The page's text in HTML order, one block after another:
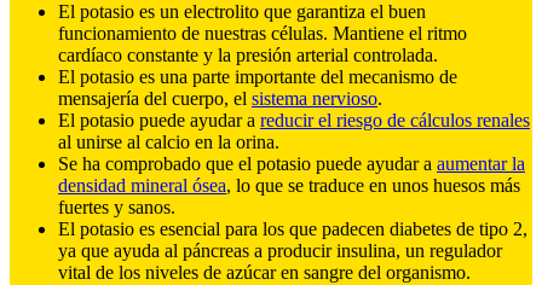
El potasio es un electrolito que garantiza el buen
funcionamiento de nuestras células. Mantiene el ritmo
cardíaco constante y la presión arterial controlada.
El potasio es una parte importante del mecanismo de
mensajería del cuerpo, el sistema nervioso.
El potasio puede ayudar a reducir el riesgo de cálculos renales
al unirse al calcio en la orina.
Se ha comprobado que el potasio puede ayudar a aumentar la
densidad mineral ósea, lo que se traduce en unos huesos más
fuertes y sanos.
El potasio es esencial para los que padecen diabetes de tipo 2,
ya que ayuda al páncreas a producir insulina, un regulador
vital de los niveles de azúcar en sangre del organismo.